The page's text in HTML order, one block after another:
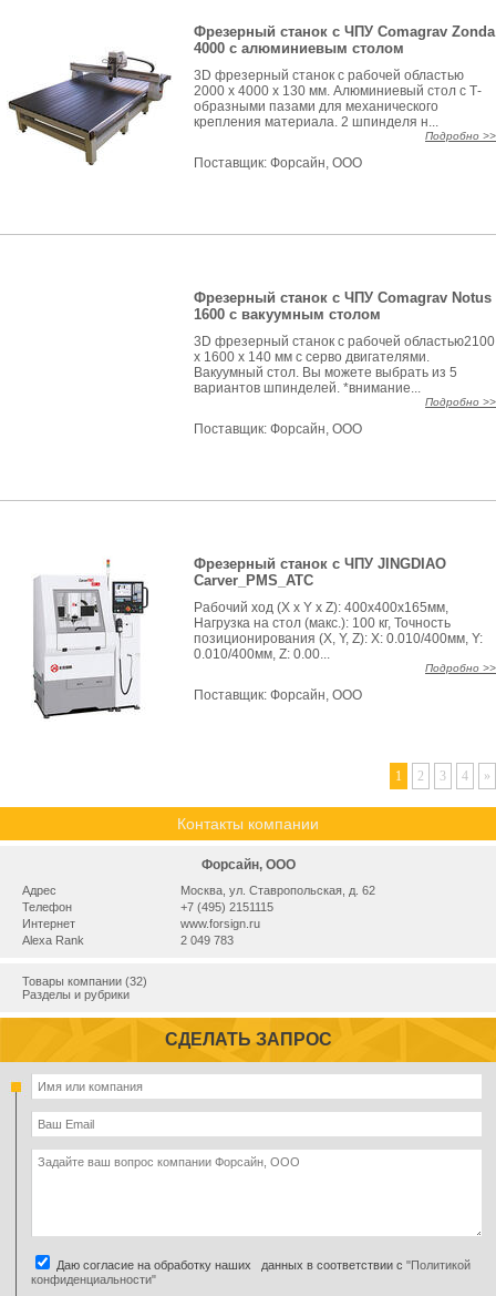
Фрезерный станок с ЧПУ Comagrav Zonda
4000 с алюминиевым столом
3D фрезерный станок с рабочей областью
2000 x 4000 x 130 мм. Алюминиевый стол с Т-
образными пазами для механического
крепления материала. 2 шпинделя н...
Подробно >>
Поставщик: Форсайн, ООО
Фрезерный станок с ЧПУ Comagrav Notus
1600 с вакуумным столом
3D фрезерный станок с рабочей областью2100
x 1600 x 140 мм с серво двигателями.
Вакуумный стол. Вы можете выбрать из 5
вариантов шпинделей. *внимание...
Подробно >>
Поставщик: Форсайн, ООО
Фрезерный станок с ЧПУ JINGDIAO
Carver_PMS_ATC
Рабочий ход (X x Y x Z): 400x400x165мм,
Нагрузка на стол (макс.): 100 кг, Точность
позиционирования (X, Y, Z): X: 0.010/400мм, Y:
0.010/400мм, Z: 0.00...
Подробно >>
Поставщик: Форсайн, ООО
1 2 3 4 »
Контакты компании
Форсайн, ООО
Адрес
Москва, ул. Ставропольская, д. 62
Телефон
+7 (495) 2151115
Интернет
www.forsign.ru
Alexa Rank
2 049 783
Товары компании (32)
Разделы и рубрики
СДЕЛАТЬ ЗАПРОС
Даю согласие на обработку наших данных в соответствии с "Политикой
конфиденциальности"